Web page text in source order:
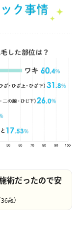
術だったので安
歳）